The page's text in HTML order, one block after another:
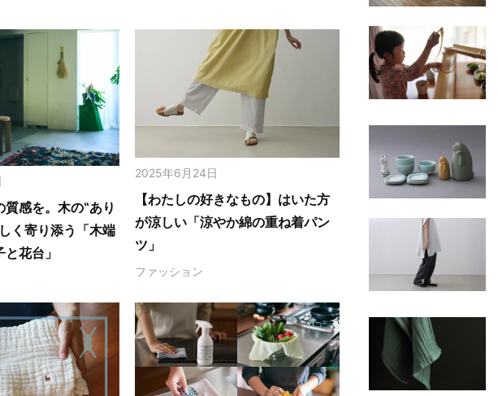
感を。木の‟あり
く寄り添う「木端
花台」
2025年6月24日
【わたしの好きなもの】はいた方
が涼しい「涼やか綿の重ね着パン
ツ」
ファッション